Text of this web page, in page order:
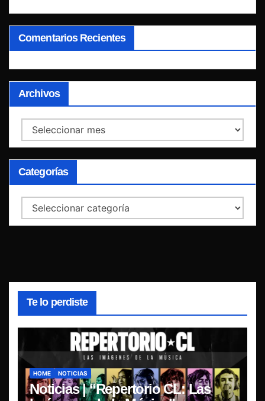
Comentarios Recientes
Archivos
Archivos
Categorías
Categorías
Te lo perdiste
HOME NOTICIAS
Noticias | “Repertorio CL: Las